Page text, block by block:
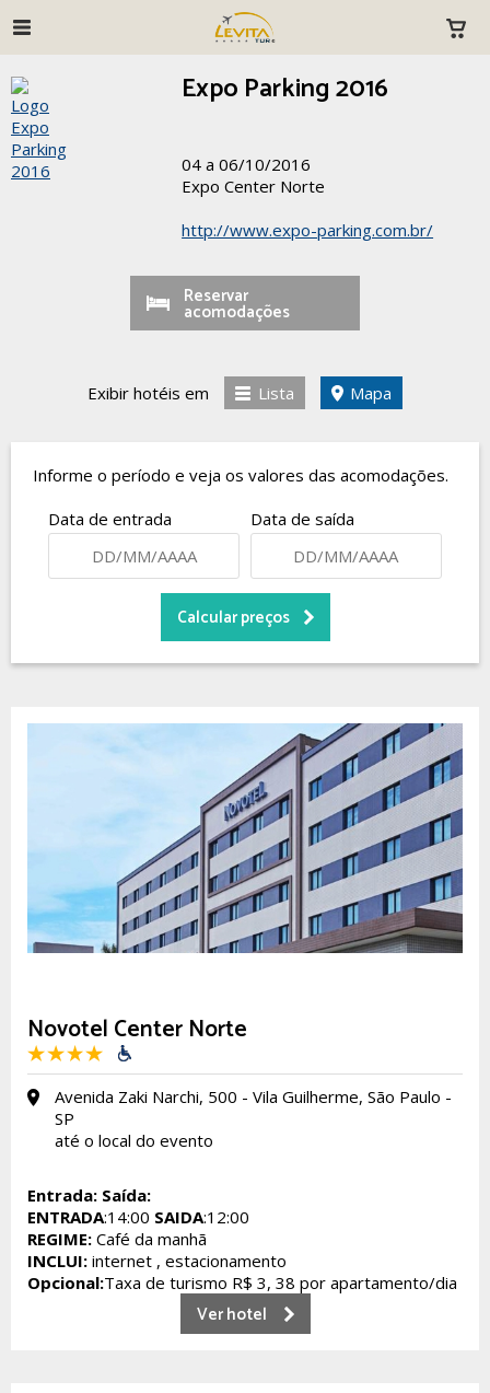
Expo Parking 2016
04 a 06/10/2016
Expo Center Norte
http://www.expo-parking.com.br/
Reservar
acomodações
Informe o período e veja os valores das acomodações.
Data de entrada
Data de saída
Exibir hotéis em Lista Mapa
Novotel Center Norte
Avenida Zaki Narchi, 500 - Vila Guilherme, São Paulo -
SP
até o local do evento
Entrada: Saída:
ENTRADA:14:00 SAIDA:12:00
REGIME: Café da manhã
INCLUI: internet , estacionamento
Opcional:Taxa de turismo R$ 3, 38 por apartamento/dia
Ver hotel